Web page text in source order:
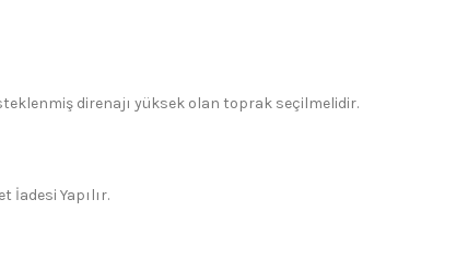
direnajı yüksek olan toprak seçilmelidir.
İadesi Yapılır.